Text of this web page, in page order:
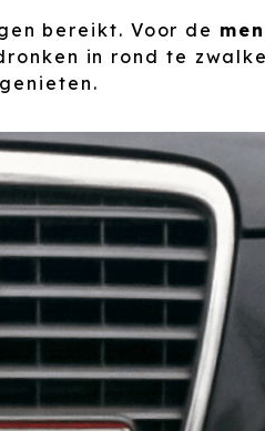
bereikt. Voor de
in rond te